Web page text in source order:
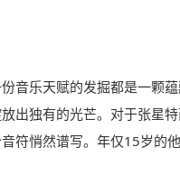
音乐天赋的发掘都是一颗
出独有的光芒。对于张星
符悄然谱写。年仅15岁的